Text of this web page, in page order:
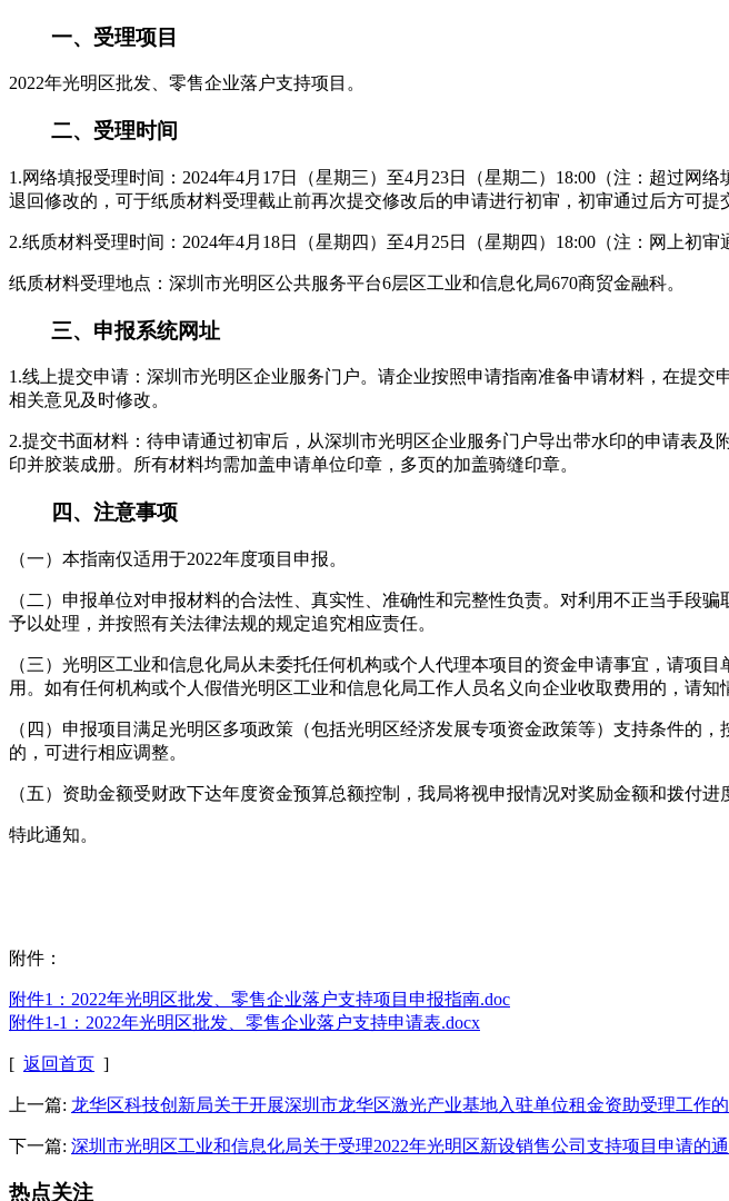
一、受理项目
2022年光明区批发、零售企业落户支持项目。
二、受理时间
1.网络填报受理时间：2024年4月17日（星期三）至4月23日（星期二）18:00（注：超过
退回修改的，可于纸质材料受理截止前再次提交修改后的申请进行初审，初审通过后方可提
2.纸质材料受理时间：2024年4月18日（星期四）至4月25日（星期四）18:00（注：网上初
纸质材料受理地点：深圳市光明区公共服务平台6层区工业和信息化局670商贸金融科。
三、申报系统网址
1.线上提交申请：深圳市光明区企业服务门户。请企业按照申请指南准备申请材料，在提
相关意见及时修改。
2.提交书面材料：待申请通过初审后，从深圳市光明区企业服务门户导出带水印的申请表
印并胶装成册。所有材料均需加盖申请单位印章，多页的加盖骑缝印章。
四、注意事项
（一）本指南仅适用于2022年度项目申报。
（二）申报单位对申报材料的合法性、真实性、准确性和完整性负责。对利用不正当手段
予以处理，并按照有关法律法规的规定追究相应责任。
（三）光明区工业和信息化局从未委托任何机构或个人代理本项目的资金申请事宜，请项
用。如有任何机构或个人假借光明区工业和信息化局工作人员名义向企业收取费用的，请知
（四）申报项目满足光明区多项政策（包括光明区经济发展专项资金政策等）支持条件的
的，可进行相应调整。
（五）资助金额受财政下达年度资金预算总额控制，我局将视申报情况对奖励金额和拨付
特此通知。
附件：
附件1：2022年光明区批发、零售企业落户支持项目申报指南.doc
附件1-1：2022年光明区批发、零售企业落户支持申请表.docx
[ 返回首页 ]
上一篇: 龙华区科技创新局关于开展深圳市龙华区激光产业基地入驻单位租金资助受理工作
下一篇: 深圳市光明区工业和信息化局关于受理2022年光明区新设销售公司支持项目申请的
热点关注